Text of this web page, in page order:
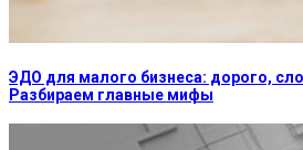
ЭДО для малого бизнеса: дорого,
Разбираем главные мифы